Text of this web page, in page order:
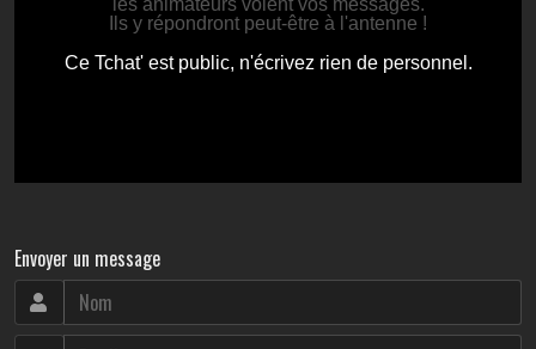
Envoyer un message